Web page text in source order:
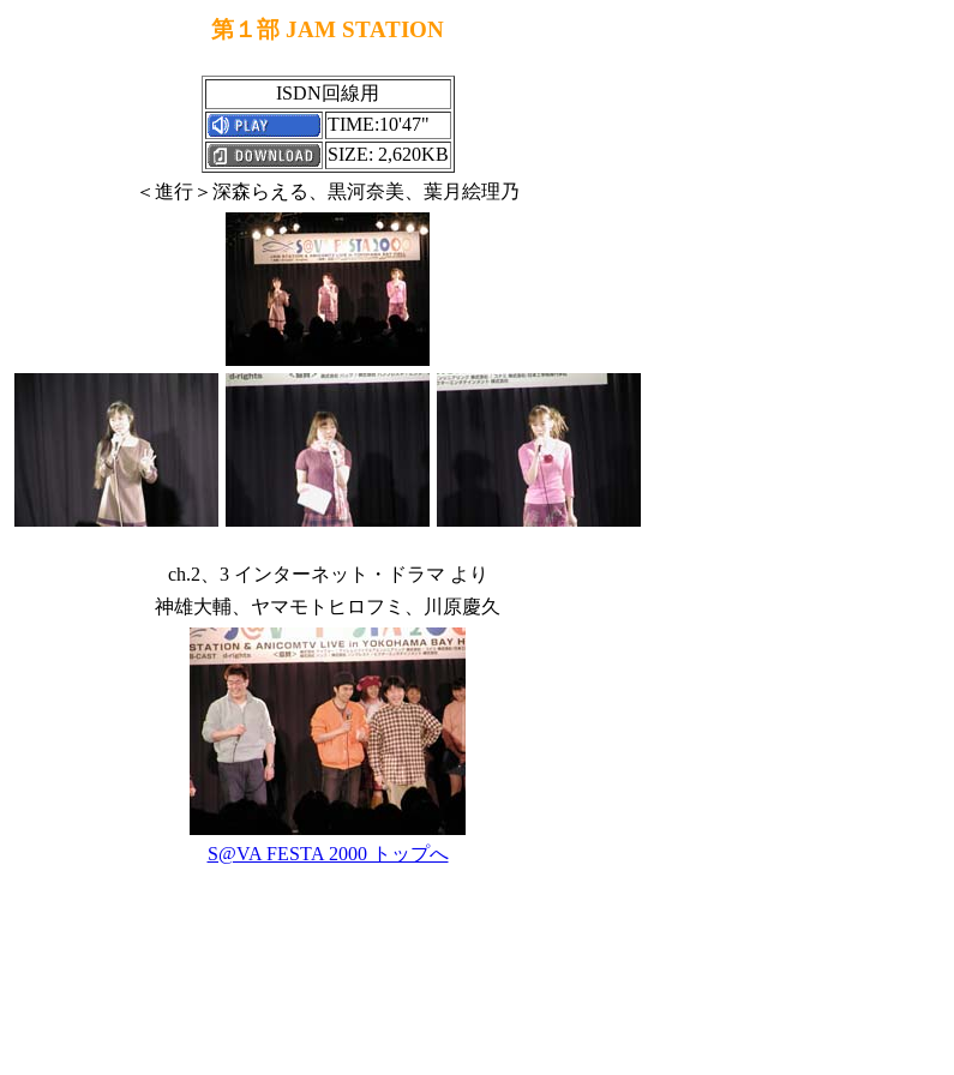
第１部 JAM STATION
ISDN回線用
TIME:10'47"
SIZE: 2,620KB
＜進行＞深森らえる、黒河奈美、葉月絵理乃
ch.2、3 インターネット・ドラマ より
神雄大輔、ヤマモトヒロフミ、川原慶久
S@VA FESTA 2000 トップへ